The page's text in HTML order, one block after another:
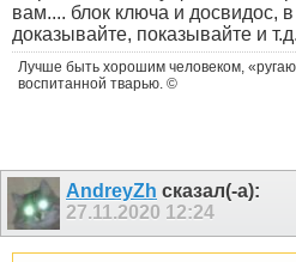
вам.... блок ключа и досвидос,
доказывайте, показывайте и т.д.
Лучше быть хорошим человеком,
воспитанной тварью. ©
AndreyZh сказал(-а):
27.11.2020 12:24